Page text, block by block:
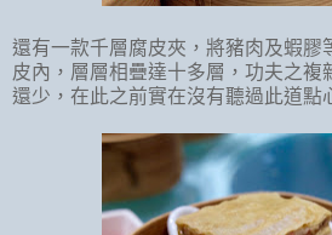
還有一款千層腐皮夾，將豬肉及蝦膠
皮內，層層相疊達十多層，功夫之複
還少，在此之前實在沒有聽過此道點